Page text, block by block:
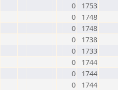
0
1753
0
1748
0
1748
0
1738
0
1733
0
1744
0
1744
0
1744